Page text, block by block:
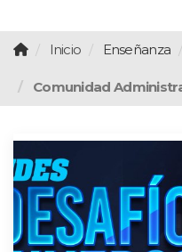
Inicio Enseñanza
Comunidad